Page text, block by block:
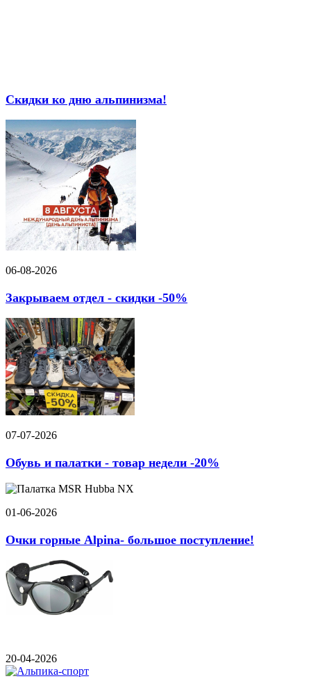
Скидки ко дню альпинизма!
06-08-2026
Закрываем отдел - скидки -50%
07-07-2026
Обувь и палатки - товар недели -20%
01-06-2026
Очки горные Alpina- большое поступление!
20-04-2026